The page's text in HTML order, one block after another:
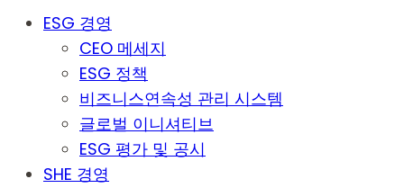
ESG 경영
CEO 메세지
ESG 정책
비즈니스연속성 관리 시스템
글로벌 이니셔티브
ESG 평가 및 공시
SHE 경영